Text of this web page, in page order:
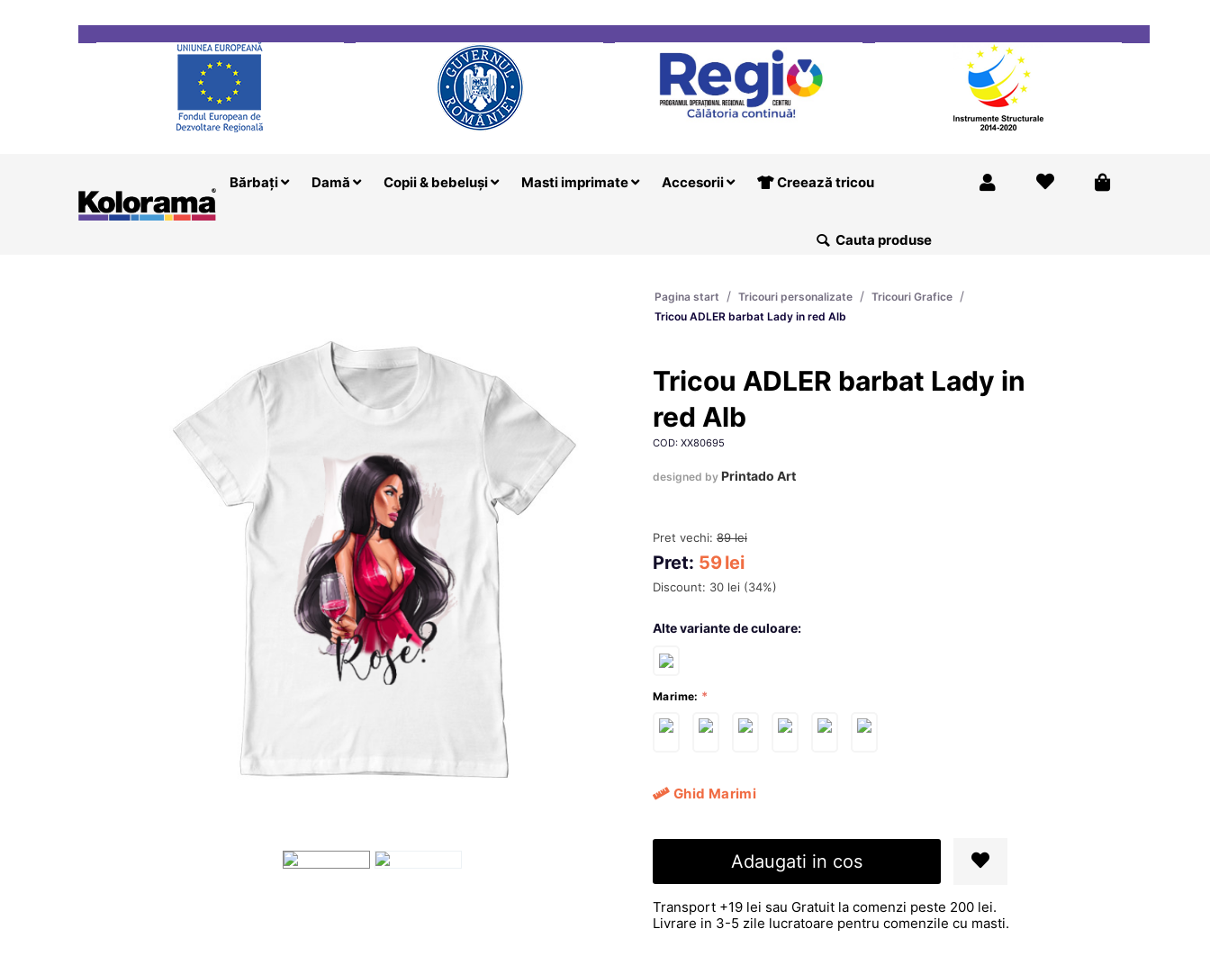
Bărbați Damă Copii & bebeluși Masti imprimate Accesorii Creează tricou
Pagina start / Tricouri personalizate / Tricouri Grafice /
Tricou ADLER barbat Lady in red Alb
Tricou ADLER barbat Lady in
red Alb
COD: XX80695
designed by Printado Art
Pret vechi: 89 lei
Pret: 59lei
Discount: 30lei (34%)
Alte variante de culoare:
Marime:
Ghid Marimi
Adaugati in cos
Transport +19 lei sau Gratuit la comenzi peste 200 lei.
Livrare in 3-5 zile lucratoare pentru comenzile cu masti.